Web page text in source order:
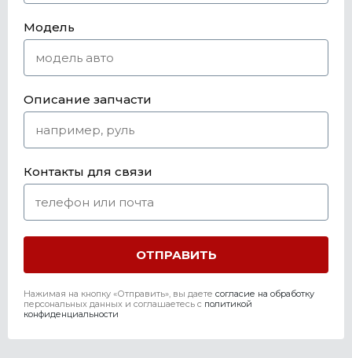
Модель
Описание запчасти
Контакты для связи
Нажимая на кнопку «Отправить», вы даете согласие на обработку
персональных данных и соглашаетесь c политикой
конфиденциальности